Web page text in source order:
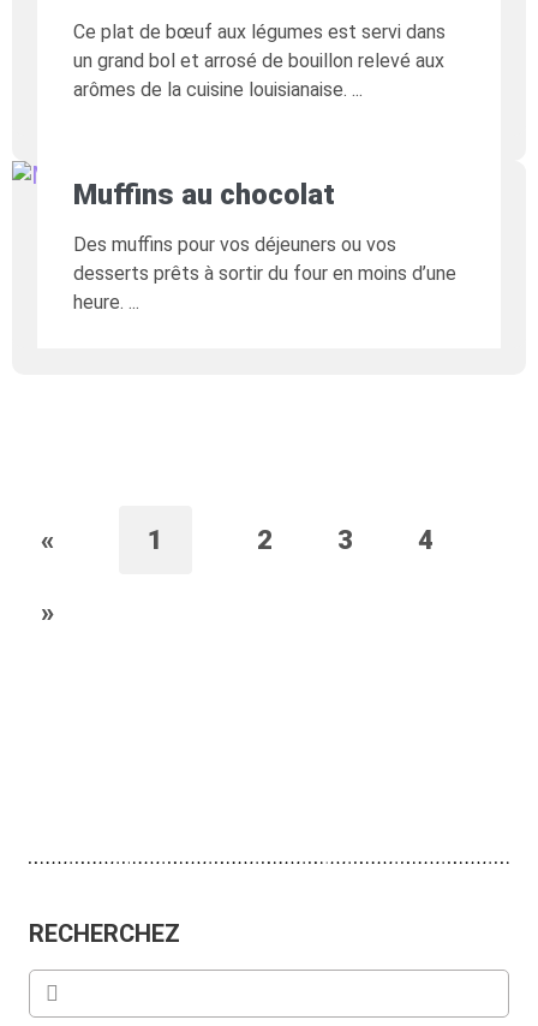
Ce plat de bœuf aux légumes est servi dans
un grand bol et arrosé de bouillon relevé aux
arômes de la cuisine louisianaise.
Muffins au chocolat
Des muffins pour vos déjeuners ou vos
desserts prêts à sortir du four en moins d’une
heure.
« 1 2 3 4
»
RECHERCHEZ